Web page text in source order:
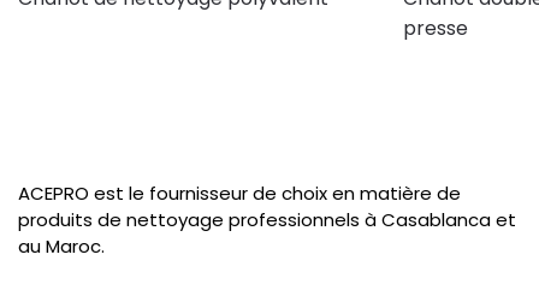
presse
ACEPRO est le fournisseur de choix en matière de
produits de nettoyage professionnels à Casablanca et
au Maroc.